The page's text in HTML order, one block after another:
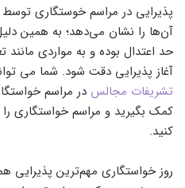
پذیرایی در مراسم خوستگاری توسط
آن‌ها را نشان ‌می‌دهد؛ به همین
حد اعتدال بوده و به مواردی مانند
آغاز پذیرایی دقت شود. شما می
تشریفات مجالس در مراسم
کمک بگیرید و مراسم خواستگاری را
کنید.
روز خواستگاری مهم‌ترین پذیرایی